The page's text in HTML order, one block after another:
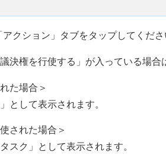
クション」タブをタップしてくださ
決権を行使する」が入っている場合
た場合＞
として表示されます。
された場合＞
スク」として表示されます。